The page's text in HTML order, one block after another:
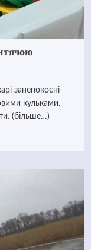
занепокоєні
кульками.
(більше…)